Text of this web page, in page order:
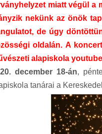
miatt végül a
nekünk az önök
de úgy
oldalán. A
alapiskola
december 18-án,
tanárai a